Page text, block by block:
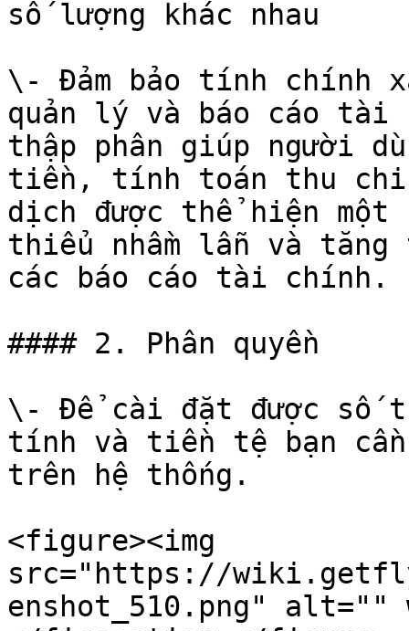
số lượng khác nhau
\- Đảm bảo tính chính
quản lý và báo cáo
thập phân giúp người
tiền, tính toán thu chi,
dịch được thể hiện một
thiểu nhầm lẫn và
các báo cáo tài chính.
#### 2. Phân quyền
\- Để cài đặt được số
tính và tiền tệ bạn
trên hệ thống.
<figure><img
src="https://
enshot_510.png" alt=""